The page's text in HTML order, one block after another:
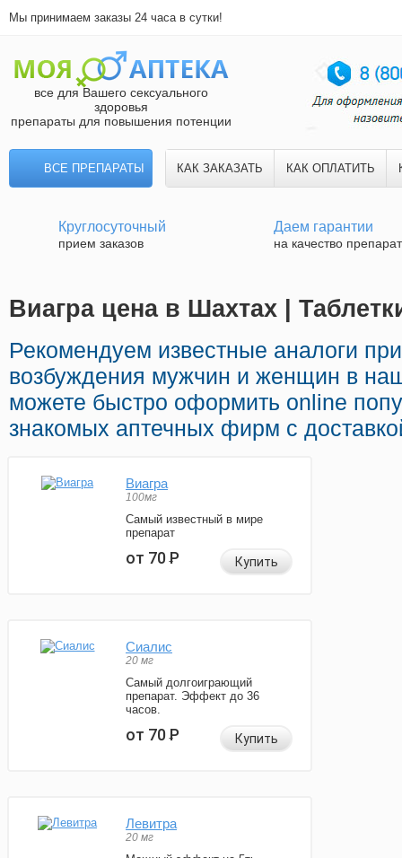
Мы принимаем заказы 24 часа в сутки!
все для Вашего сексуального
здоровья
препараты для повышения потенции
ВСЕ ПРЕПАРАТЫ КАК ЗАКАЗАТЬ КАК ОПЛАТИТЬ
Круглосуточный
прием заказов
Даем гарантии
на качество
Виагра цена в Шахтах |
Рекомендуем известные аналоги
возбуждения мужчин и женщин в
можете быстро оформить online
знакомых аптечных фирм с
Виагра
100мг
Самый известный в мире
препарат
от 70Р Купить
Сиалис
20 мг
Самый долгоиграющий
препарат. Эффект до 36
часов.
от 70Р Купить
Левитра
20 мг